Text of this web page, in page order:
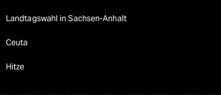
Landtagswahl in Sachsen-Anhalt
Ceuta
Hitze